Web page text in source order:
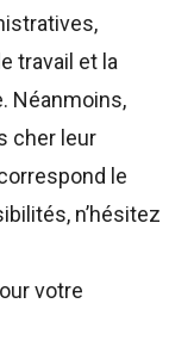
travail et la
Néanmoins,
cher leur
le
n’hésitez
votre